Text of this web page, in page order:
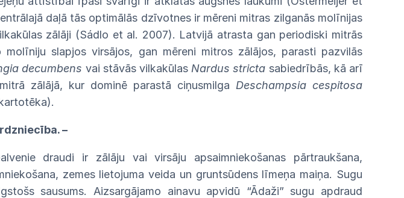
daļā tās optimālās dzīvotnes ir mēreni mitras zilganās molīnijas
zālāji (Sádlo et al. 2007). Latvijā atrasta gan periodiski mitrās
molīniju slapjos virsājos, gan mēreni mitros zālājos, parasti pazvilās
decumbens vai stāvās vilkakūlas Nardus stricta sabiedrībās, kā arī
zālājā, kur dominē parastā ciņusmilga Deschampsia cespitosa
–
draudi ir zālāju vaivirsāju apsaimniekošanas pārtraukšana,
zemes lietojumaveida un gruntsūdens līmeņa maiņa. Sugu
sausums. Aizsargājamo ainavu apvidū “Ādaži” sugu apdraud